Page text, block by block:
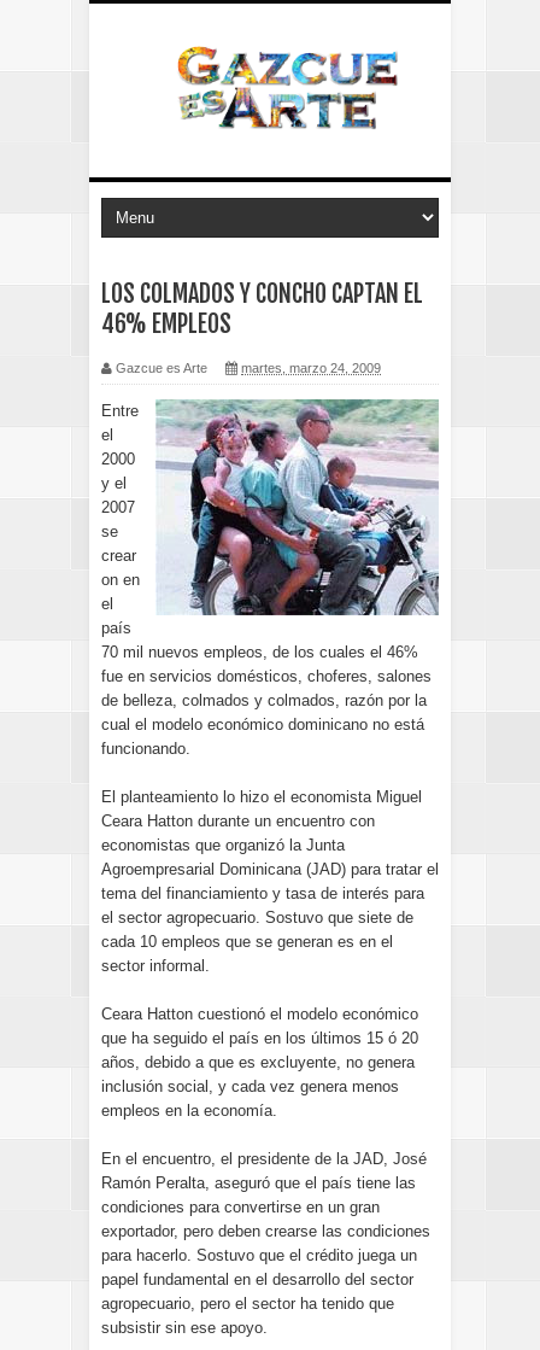
LOS COLMADOS Y CONCHO CAPTAN EL
46% EMPLEOS
Gazcue es Arte martes, marzo 24, 2009
Entre
el
2000
y el
2007
se
crear
on en
el
país
70 mil nuevos empleos, de los cuales el 46%
fue en servicios domésticos, choferes, salones
de belleza, colmados y colmados, razón por la
cual el modelo económico dominicano no está
funcionando.
El planteamiento lo hizo el economista Miguel
Ceara Hatton durante un encuentro con
economistas que organizó la Junta
Agroempresarial Dominicana (JAD) para tratar el
tema del financiamiento y tasa de interés para
el sector agropecuario. Sostuvo que siete de
cada 10 empleos que se generan es en el
sector informal.
Ceara Hatton cuestionó el modelo económico
que ha seguido el país en los últimos 15 ó 20
años, debido a que es excluyente, no genera
inclusión social, y cada vez genera menos
empleos en la economía.
En el encuentro, el presidente de la JAD, José
Ramón Peralta, aseguró que el país tiene las
condiciones para convertirse en un gran
exportador, pero deben crearse las condiciones
para hacerlo. Sostuvo que el crédito juega un
papel fundamental en el desarrollo del sector
agropecuario, pero el sector ha tenido que
subsistir sin ese apoyo.